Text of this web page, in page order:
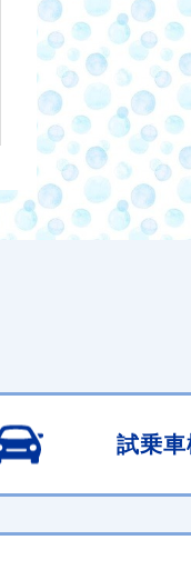
試乗車